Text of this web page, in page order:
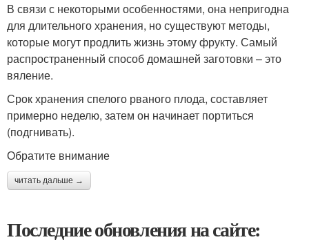
В связи с некоторыми особенностями, она непригодна
для длительного хранения, но существуют методы,
которые могут продлить жизнь этому фрукту. Самый
распространенный способ домашней заготовки – это
вяление.
Срок хранения спелого рваного плода, составляет
примерно неделю, затем он начинает портиться
(подгнивать).
Обратите внимание
читать дальше →
Последние обновления на сайте: